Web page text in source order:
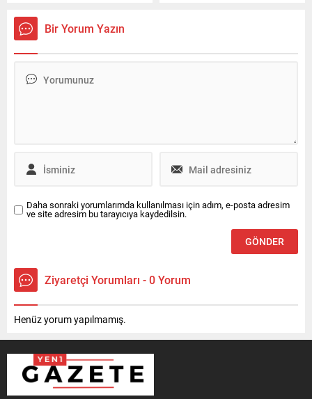
kamuoyuyla paylaştı.
Ceylan, toplam desteğin 240
kampanyasında 240 milyon
Bir Yorum Yazın
Daha sonraki yorumlarımda kullanılması için adım, e-posta adresim
ve site adresim bu tarayıcıya kaydedilsin.
Ziyaretçi Yorumları - 0 Yorum
Henüz yorum yapılmamış.